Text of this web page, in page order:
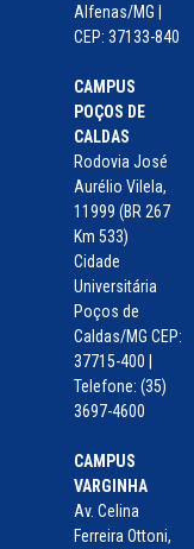
Alfenas/MG |
CEP: 37133-840
CAMPUS
POÇOS DE
CALDAS
Rodovia José
Aurélio Vilela,
11999 (BR 267
Km 533)
Cidade
Universitária
Poços de
Caldas/MG CEP:
37715-400 |
Telefone: (35)
3697-4600
CAMPUS
VARGINHA
Av. Celina
Ferreira Ottoni,